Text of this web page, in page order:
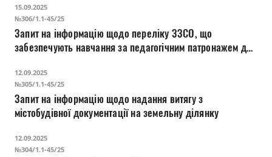
15.09.2025
№306/1.1-45/25
Запит на інформацію щодо переліку ЗЗСО, що
забезпечують навчання за педагогічним патронажем для
12.09.2025
№305/1.1-45/25
Запит на інформацію щодо надання витягу з
містобудівної документації на земельну ділянку
12.09.2025
№304/1.1-45/25